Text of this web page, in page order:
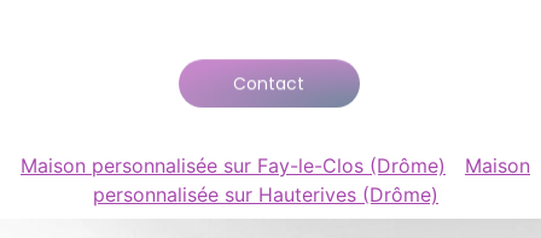
Contact
Maison personnalisée sur Fay-le-Clos (Drôme)
Maison
personnalisée sur Hauterives (Drôme)